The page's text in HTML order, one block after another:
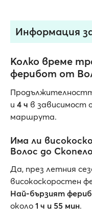
Информация
Колко време
ферибот от
и 4 ч в зависимост
маршрута.
Има ли
Волос до
Да, през летния
високоскоростен
Най-бързият
около 1 ч и 55 мин.